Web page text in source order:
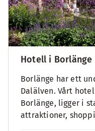
Hotell i Borlänge
Borlänge har ett
Dalälven. Vårt
Borlänge, ligger i
attraktioner,